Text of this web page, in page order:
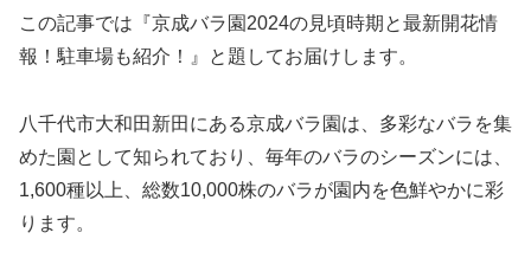
この記事では『京成バラ園2024の見頃時期と最新開花情
報！駐車場も紹介！』と題してお届けします。
八千代市大和田新田にある京成バラ園は、多彩なバラを集
めた園として知られており、毎年のバラのシーズンには、
1,600種以上、総数10,000株のバラが園内を色鮮やかに彩
ります。